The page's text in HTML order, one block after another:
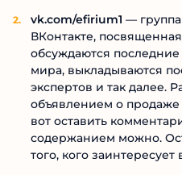
vk.com/efirium1 —
ВКонтакте,
обсуждаются
мира, выкладываются
экспертов и так далее.
объявлением о продаже
вот оставить
содержанием можно.
того, кого